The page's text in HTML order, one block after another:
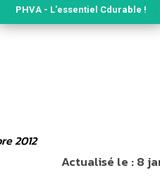
PHVA - L'essentiel Cdurable !
2012
Actualisé le :8